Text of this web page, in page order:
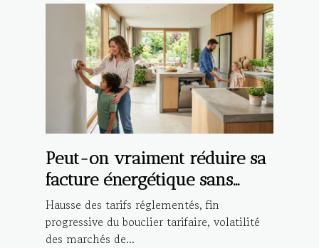
Peut-on vraiment réduire sa
facture énergétique sans
compromis ?
Hausse des tarifs réglementés, fin
progressive du bouclier tarifaire, volatilité
des marchés de...